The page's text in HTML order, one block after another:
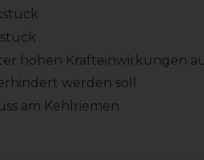
hohen Krafteinwirkungen
werden soll
am Kehlriemen